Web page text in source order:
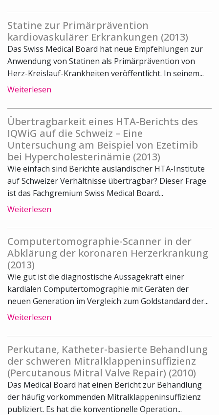
Statine zur Primärprävention
kardiovaskulärer Erkrankungen (2013)
Das Swiss Medical Board hat neue Empfehlungen zur
Anwendung von Statinen als Primärprävention von
Herz-Kreislauf-Krankheiten veröffentlicht. In seinem...
Weiterlesen
Übertragbarkeit eines HTA-Berichts des
IQWiG auf die Schweiz – Eine
Untersuchung am Beispiel von Ezetimib
bei Hypercholesterinämie (2013)
Wie einfach sind Berichte ausländischer HTA-Institute
auf Schweizer Verhältnisse übertragbar? Dieser Frage
ist das Fachgremium Swiss Medical Board...
Weiterlesen
Computertomographie-Scanner in der
Abklärung der koronaren Herzerkrankung
(2013)
Wie gut ist die diagnostische Aussagekraft einer
kardialen Computertomographie mit Geräten der
neuen Generation im Vergleich zum Goldstandard der...
Weiterlesen
Perkutane, Katheter-basierte Behandlung
der schweren Mitralklappeninsuffizienz
(Percutanous Mitral Valve Repair) (2010)
Das Medical Board hat einen Bericht zur Behandlung
der häufig vorkommenden Mitralklappeninsuffizienz
publiziert. Es hat die konventionelle Operation...